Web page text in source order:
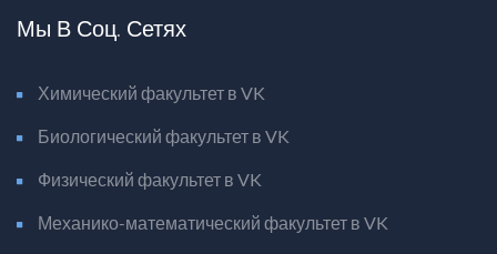
Мы В Соц. Сетях
Химический факультет в VK
Биологический факультет в VK
Физический факультет в VK
Механико-математический факультет в VK